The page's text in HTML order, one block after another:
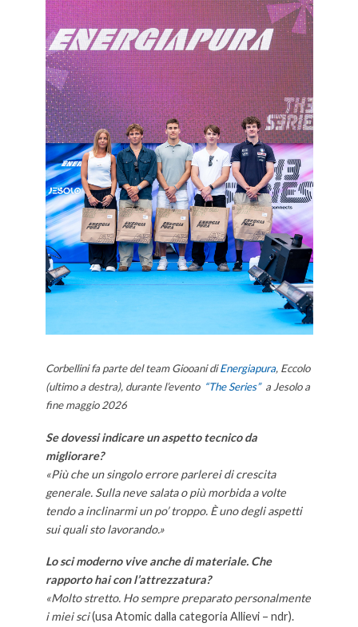
Corbellini fa parte del team Giooani diEnergiapura, Eccolo
(ultimo a destra), durante l’evento “The Series”a Jesolo a
fine maggio 2026
Se dovessi indicare un aspetto tecnico da
migliorare?
«Più che un singolo errore parlerei di crescita
generale. Sulla neve salata o più morbida a volte
tendo a inclinarmi un po’ troppo. È uno degli aspetti
sui quali sto lavorando.»
Lo sci moderno vive anche di materiale. Che
rapporto hai con l’attrezzatura?
«Molto stretto. Ho sempre preparato personalmente
i miei sci(usa Atomic dalla categoria Allievi – ndr).